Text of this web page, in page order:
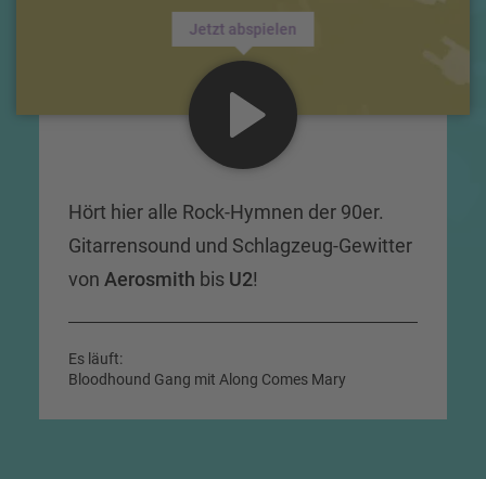
Jetzt abspielen
Hört hier alle Rock-Hymnen der 90er.
Gitarrensound und Schlagzeug-Gewitter
von Aerosmith bis U2!
Es läuft:
Bloodhound Gang mit Along Comes Mary